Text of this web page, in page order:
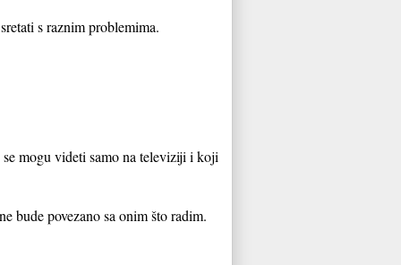
s raznim problemima.
mogu videti samo na televiziji i koji
bude povezano sa onim što radim.